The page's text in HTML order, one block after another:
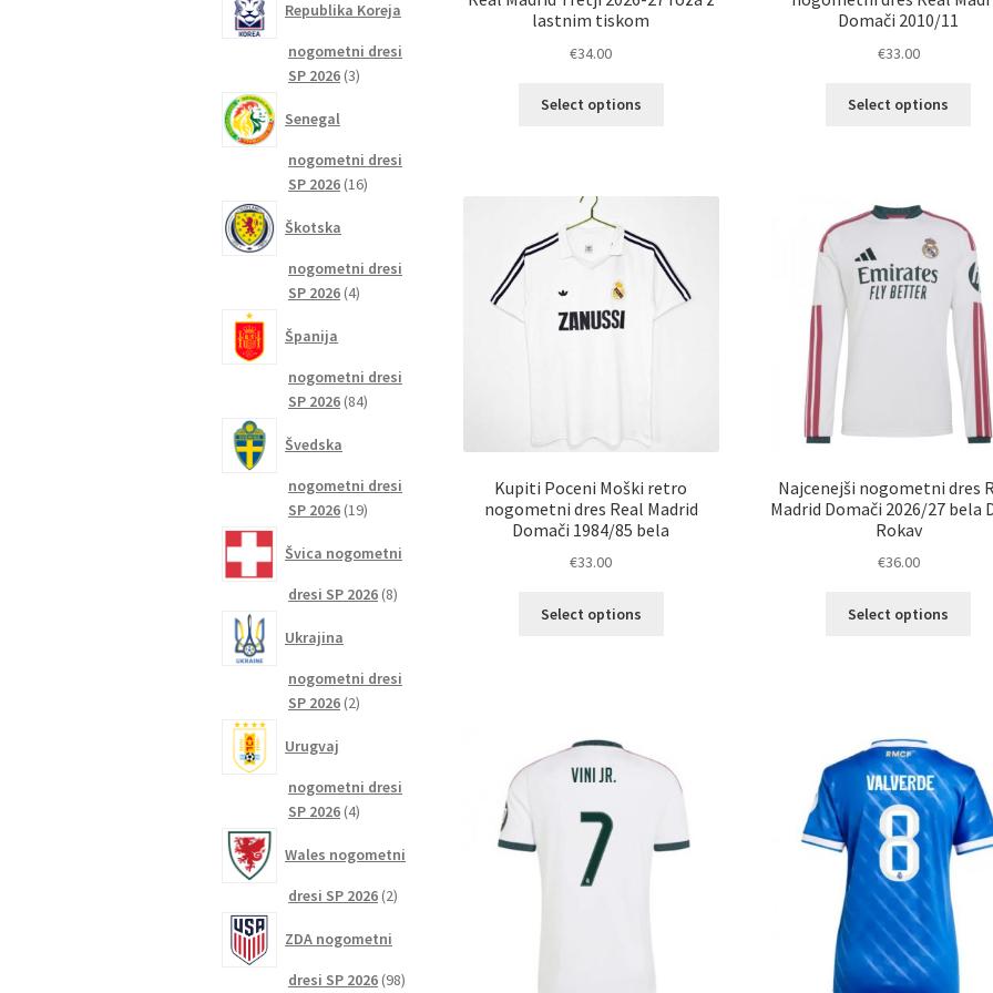
lastnim tiskom
€34.00
Select options
različic.
izberete
na
strani
Domači 2010/11
€33.00
Select options
na
Kupiti Poceni Moški retro
nogometni dres Real Madrid
Domači 1984/85 bela
€33.00
Select options
izberete
izdelka
Najcenejši nogometni dres
Madrid Domači 2026/27 bela
Rokav
€36.00
Select options
na
Republika Koreja
nogometni dresi
SP 2026 33
Senegal
nogometni dresi
SP 2026 1616
Škotska
nogometni dresi
SP 2026 44
Španija
nogometni dresi
SP 2026 8484
Švedska
nogometni dresi
SP 2026 1919
Švica nogometni
dresi SP 2026 88
Ukrajina
nogometni dresi
SP 2026 22
Urugvaj
nogometni dresi
SP 2026 44
Wales nogometni
dresi SP 2026 22
ZDA nogometni
dresi SP 2026 9898